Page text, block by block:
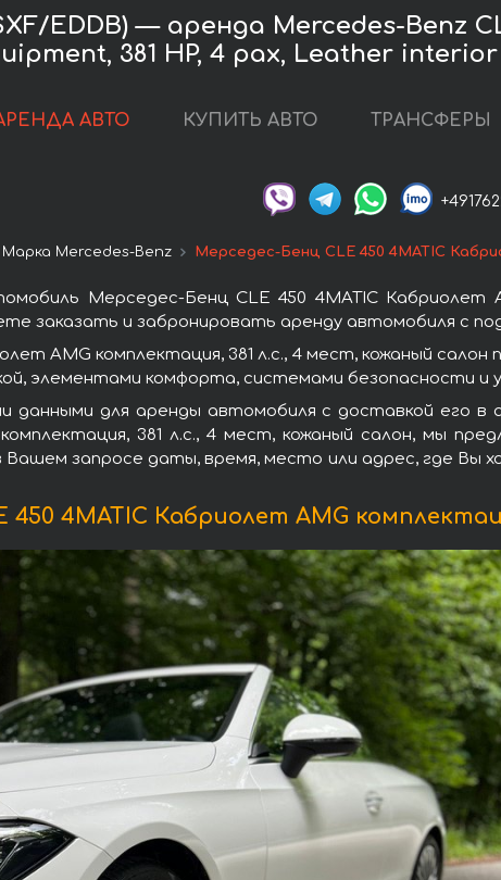
EDDB) — аренда Mercedes-Benz
381 HP, 4 pax, Leather interior
АВТО КУПИТЬ АВТО ТРАНСФЕРЫ
Марка Mercedes-Benz Мерседес-Бенц CLE 450 4MATIC
Мерседес-Бенц CLE 450 4MATIC Кабриолет
заказать и забронировать аренду автомобиля с
AMG комплектация, 381 л.с., 4 мест, кожаный
элементами комфорта, системами безопасности и
данными для аренды автомобиля с доставкой его
381 л.с., 4 мест, кожаный салон, мы
Вашем запросе даты, время, место или адрес, где
4MATIC Кабриолет AMG